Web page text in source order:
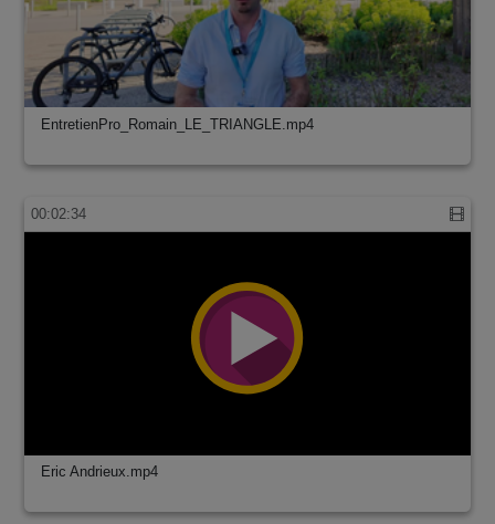
EntretienPro_Romain_LE_TRIANGLE.mp4
00:02:34
Eric Andrieux.mp4